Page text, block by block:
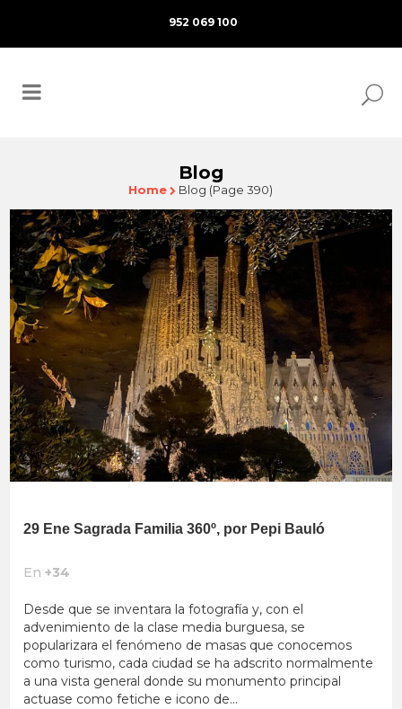
952 069 100
Blog
Home Blog (Page 390)
29 Ene Sagrada Familia 360º, por Pepi Bauló
En+34
Desde que se inventara la fotografía y, con el
advenimiento de la clase media burguesa, se
popularizara el fenómeno de masas que conocemos
como turismo, cada ciudad se ha adscrito normalmente
a una vista general donde su monumento principal
actuase como fetiche e icono de...